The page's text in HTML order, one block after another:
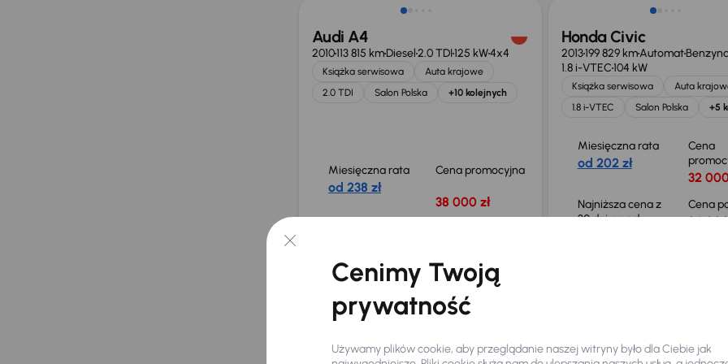
Audi A4
2010113 815 kmDiesel2.0 TDI125 kW4x4
Książka serwisowa
Auta krajowe
2.0 TDI
Salon Polska +10 kolejnych
Miesięczna rata
od 238 zł
Cena promocyjna
38 000 zł
Honda Civic
2013199 829 kmAutomat
1.8 i-VTEC104 kW
Książka serwisowa
Auta
1.8 i-VTEC
Salon Polska +5
Miesięczna rata
od 202 zł
Cena
32
Najniższa cena z
30 dni przed
Cena
34
Audi A4
140 kW
128 kW
Cenimy Twoją
prywatność
Używamy plików cookie, aby przeglądanie naszej witryny było dla Ciebie jak